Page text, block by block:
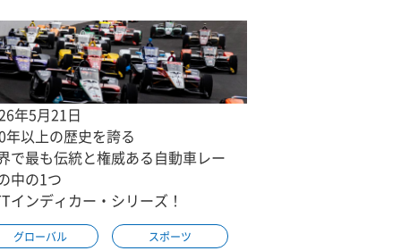
年5月21日
年以上の歴史を誇る
で最も伝統と権威ある自動車レー
中の1つ
インディカー・シリーズ！
グローバル スポーツ